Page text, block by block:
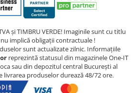
și TIMBRU VERDE! Imaginile sunt cu titlu
implică obligații contractuale !
sunt actualizate zilnic. Informațiile
reprezintă statusul din magazinele One-IT
sau din depozitul central București al
livrarea produselor durează 48/72 ore.